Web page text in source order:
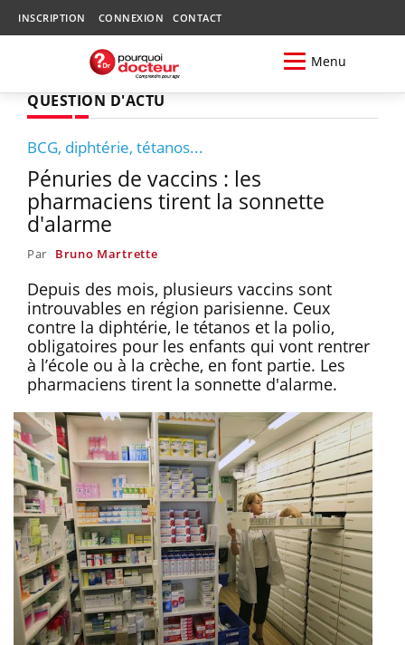
INSCRIPTION CONNEXION CONTACT
Menu
QUESTION D'ACTU
BCG, diphtérie, tétanos...
Pénuries de vaccins : les
pharmaciens tirent la sonnette
d'alarme
Par Bruno Martrette
Depuis des mois, plusieurs vaccins sont
introuvables en région parisienne. Ceux
contre la diphtérie, le tétanos et la polio,
obligatoires pour les enfants qui vont rentrer
à l’école ou à la crèche, en font partie. Les
pharmaciens tirent la sonnette d'alarme.